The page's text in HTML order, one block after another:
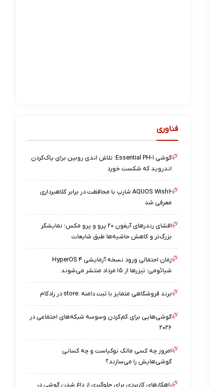
فناوری
گوشی Essential PH-۱؛ تلاش اندی روبین برای پاک‌کردن
اندروید که شکست خورد
AQUOS Wish۶ شارپ با محافظت در برابر کلاهبرداری
معرفی شد
افشای رندرهای آیفون ۲۰ پرو و پرو مکس؛ نمایشگر
بزرگ‌تر و کاهش حاشیه‌ها طبق شایعات
زمان احتمالی ورود نسخه آزمایشی HyperOS ۴
شیائومی؛ تیزرها از ۱۵ مرداد منتشر می‌شوند
برند فروشگاهی متمایز با ثبت دامنه .store در رادکام
گوشی‌هایی برای کم‌کردن وسوسه شبکه‌های اجتماعی در
۲۰۲۶
امروز چه کسی مالک نوکیاست و چه کسانی
گوشی‌هایش را می‌سازند؟
راهکارهای کاربردی برای جلوگیری از داغ شدن گوشی در